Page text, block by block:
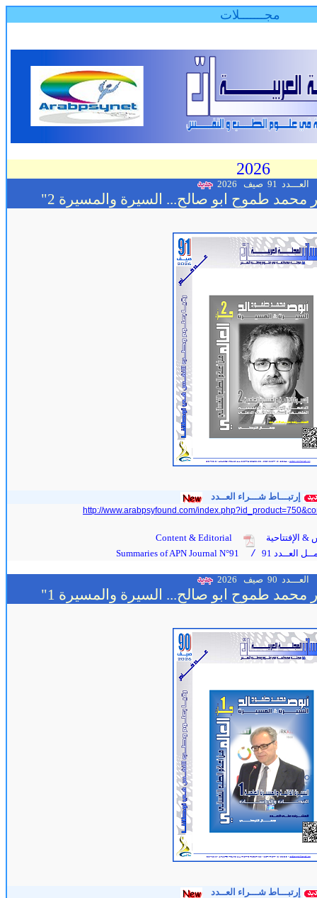
مجـــــــلات
2026
العـــدد 91 صيف 2026
طموح ابو صالح... السيرة والمسيرة 2"
إرتبـــاط شـــراء العــدد
http://www.arabpsyfound.com/
Content & Editorial
& الإفتتاحية
Summaries of APN Journal N°91 / العــدد 91
العـــدد 90 صيف 2026
طموح ابو صالح... السيرة والمسيرة 1"
إرتبـــاط شـــراء العــدد